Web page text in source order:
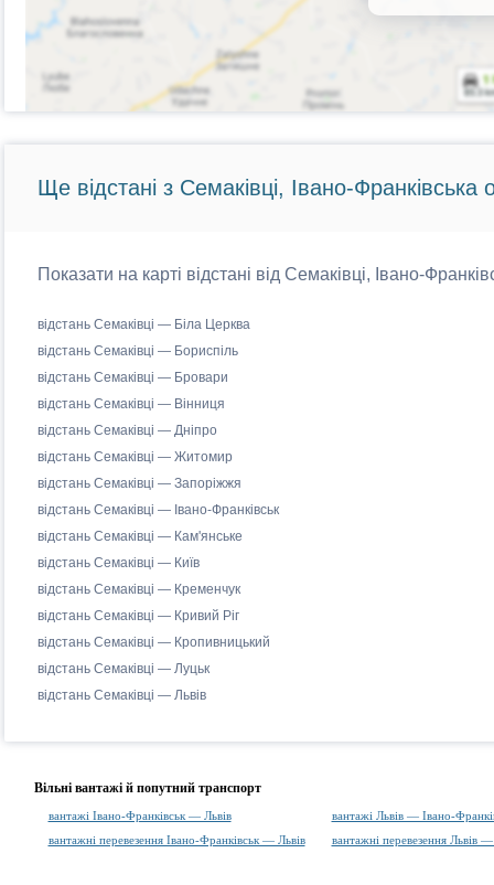
Ще відстані з Семаківці, Івано-Франківська
Показати на карті відстані від Семаківці, Івано-
відстань Семаківці — Біла Церква
відстань Семаківці — Бориспіль
відстань Семаківці — Бровари
відстань Семаківці — Вінниця
відстань Семаківці — Дніпро
відстань Семаківці — Житомир
відстань Семаківці — Запоріжжя
відстань Семаківці — Івано-Франківськ
відстань Семаківці — Кам'янське
відстань Семаківці — Київ
відстань Семаківці — Кременчук
відстань Семаківці — Кривий Ріг
відстань Семаківці — Кропивницький
відстань Семаківці — Луцьк
відстань Семаківці — Львів
Вільні вантажі й попутний транспорт
вантажі Івано-Франківськ — Львів
вантажі Львів — Івано-
вантажні перевезення Івано-Франківськ — Львів
вантажні перевезення Львів